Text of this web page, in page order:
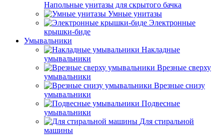
Напольные унитазы для скрытого бачка
Умные унитазы
Электронные
крышки-биде
Умывальники
Накладные
умывальники
Врезные сверху
умывальники
Врезные снизу
умывальники
Подвесные
умывальники
Для стиральной
машины